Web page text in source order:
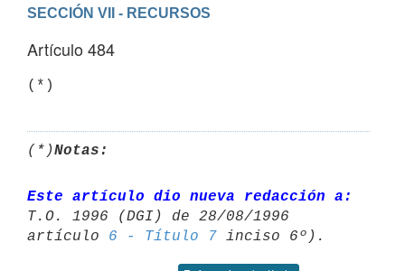
SECCIÓN VII - RECURSOS
Artículo 484
(*)
(*)Notas:
Este artículo dio nueva redacción a:
T.O. 1996 (DGI) de 28/08/1996
artículo 6 - Título 7